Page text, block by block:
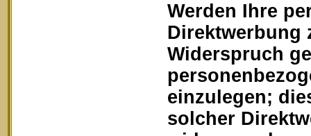
Werden Ihre
Direktwerbung
Widerspruch
einzulegen;
solcher